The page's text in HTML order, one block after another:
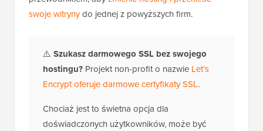
swoje witrynydo jednej z powyższych firm.
⚠️ Szukasz darmowego SSL bez swojego
hostingu? Projekt non-profit o nazwie Let’s
Encrypt oferuje darmowe certyfikaty SSL.
Chociaż jest to świetna opcja dla
doświadczonych użytkowników, może być